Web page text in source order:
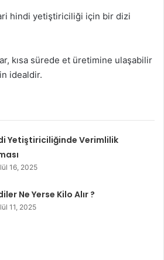
hindi yetiştiriciliği için bir dizi
kısa sürede et üretimine ulaşabilir
idealdir.
Yetiştiriciliğinde Verimlilik
16, 2025
Ne Yerse Kilo Alır ?
11, 2025